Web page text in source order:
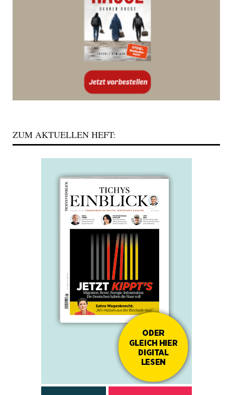
ZUM AKTUELLEN HEFT: